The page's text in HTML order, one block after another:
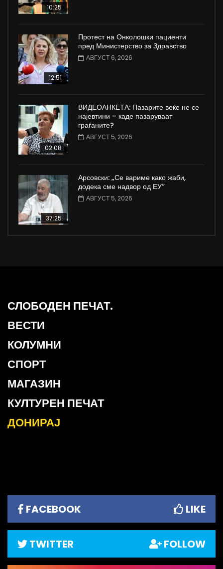
10:25
12:51
Протест на Онколошки пациенти
пред Министерство за Здравство
АВГУСТ 6, 2026
02:08
ВИДЕОАНКЕТА: Пазарите веќе не се
најевтини – каде пазаруваат
граѓаните?
АВГУСТ 5, 2026
37:25
Арсовски: „Се вариме како жаби,
додека сме надвор од ЕУ“
АВГУСТ 5, 2026
СЛОБОДЕН ПЕЧАТ.
ВЕСТИ
КОЛУМНИ
СПОРТ
МАГАЗИН
КУЛТУРЕН ПЕЧАТ
ДОНИРАЈ
FACEBOOK LIKE
TWITTER FOLLOW